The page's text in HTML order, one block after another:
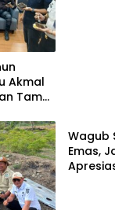
Akmal
Tamu
Wagub
Emas,